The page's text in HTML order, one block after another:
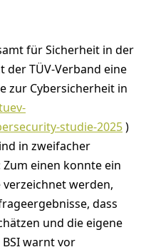
für Sicherheit in der
der TÜV-Verband eine
zur Cybersicherheit in
studie-2025)
in zweifacher
einen konnte ein
werden,
dass
und die eigene
warnt vor